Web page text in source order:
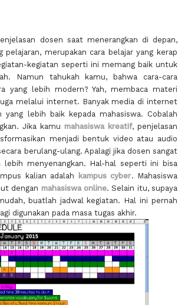
dosen saat menerangkan di depan,
merupakan cara belajar yang kerap
kegiatan seperti ini memang baik untuk
Namun tahukah kamu, bahwa cara-cara
yang lebih modern? Yah, membaca materi
melalui internet. Banyak media di internet
lebih baik kepada mahasiswa. Cobalah
Jika kamumahasiswa kreatif, penjelasan
menjadi bentuk video atau audio
berulang-ulang. Apalagi jika dosen sangat
menyenangkan. Hal-hal seperti ini bisa
kalian adalah
kampus cyber. Mahasiswa
dengan mahasiswa online. Selain itu, supaya
buatlah jadwal kegiatan. Hal ini pernah
digunakan pada masa tugas akhir.